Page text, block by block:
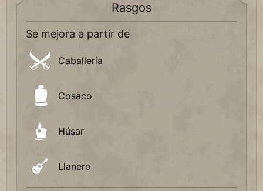
Rasgos
Se mejora a partir de
Caballería
Cosaco
Húsar
Llanero